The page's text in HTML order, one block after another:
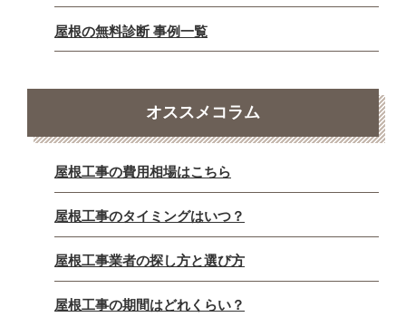
屋根の無料診断 事例一覧
オススメコラム
屋根工事の費用相場はこちら
屋根工事のタイミングはいつ？
屋根工事業者の探し方と選び方
屋根工事の期間はどれくらい？